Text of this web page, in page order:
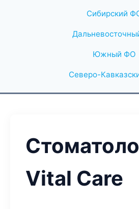
Сибирский
Южный ФО
Северо-
Vital Care